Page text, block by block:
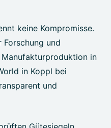
keine Kompromisse.
und
in
in Koppl bei
und